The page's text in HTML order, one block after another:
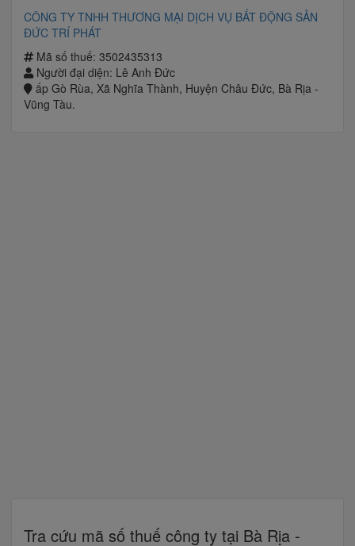
CÔNG TY TNHH THƯƠNG MẠI DỊCH VỤ BẤT ĐỘNG SẢN
ĐỨC TRÍ PHÁT
Mã số thuế: 3502435313
Người đại diện: Lê Anh Đức
ấp Gò Rùa, Xã Nghĩa Thành, Huyện Châu Đức, Bà Rịa -
Vũng Tàu.
Tra cứu mã số thuế công ty tại Bà Rịa -